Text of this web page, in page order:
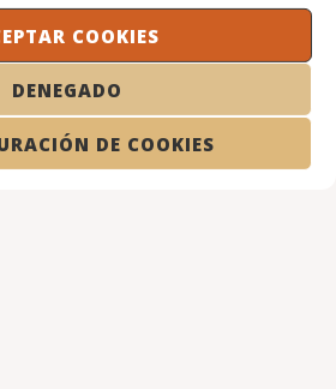
COOKIES
DENEGADO
DE COOKIES